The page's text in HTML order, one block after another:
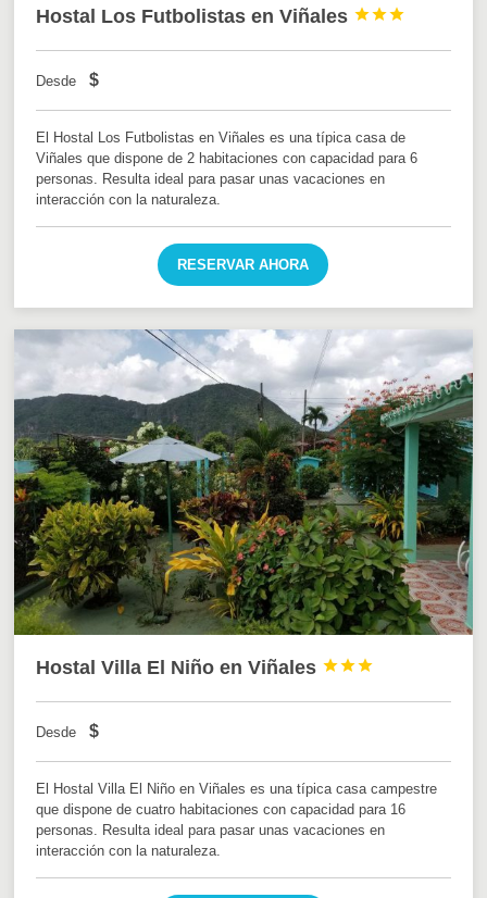
Hostal Los Futbolistas en Viñales 


Desde $
El Hostal Los Futbolistas en Viñales es una típica casa de
Viñales que dispone de 2 habitaciones con capacidad para 6
personas. Resulta ideal para pasar unas vacaciones en
interacción con la naturaleza.
RESERVAR AHORA
Hostal Villa El Niño en Viñales 


Desde $
El Hostal Villa El Niño en Viñales es una típica casa campestre
que dispone de cuatro habitaciones con capacidad para 16
personas. Resulta ideal para pasar unas vacaciones en
interacción con la naturaleza.